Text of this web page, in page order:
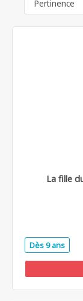
La fille
Dès 9 ans